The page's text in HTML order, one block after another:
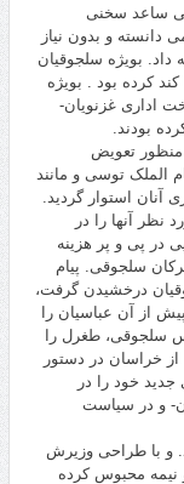
ساعد سخنی
دانسته و بدون نیاز
بویژه سلجوقیان
کرده بود . بویژه
اداری غزنویان-
بودند.
منظور تعویض
الملک توسی و مانند
آنان استوار گردید.
آنها را در
در پی و پر هزینه
سلجوقی. پیام
درخشیدن گرفت،
از آن عباسیان را
سلجوقی، طغرل را
از خراسان در دستور
جدید خود را در
و در سیاست
و با طراحی وزیرش
نیمه محبوس کرده